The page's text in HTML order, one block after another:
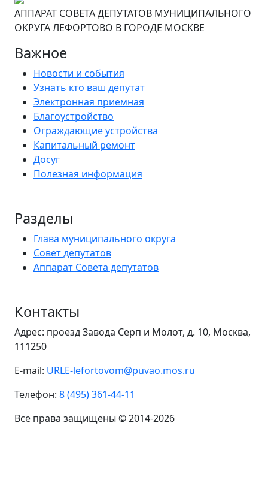
АППАРАТ СОВЕТА ДЕПУТАТОВ МУНИЦИПАЛЬНОГО
ОКРУГА ЛЕФОРТОВО В ГОРОДЕ МОСКВЕ
Важное
Новости и события
Узнать кто ваш депутат
Электронная приемная
Благоустройство
Ограждающие устройства
Капитальный ремонт
Досуг
Полезная информация
Разделы
Глава муниципального округа
Совет депутатов
Аппарат Совета депутатов
Контакты
Адрес: проезд Завода Серп и Молот, д. 10, Москва,
111250
E-mail: URLE-lefortovom@puvao.mos.ru
Телефон: 8 (495) 361-44-11
Все права защищены © 2014-2026